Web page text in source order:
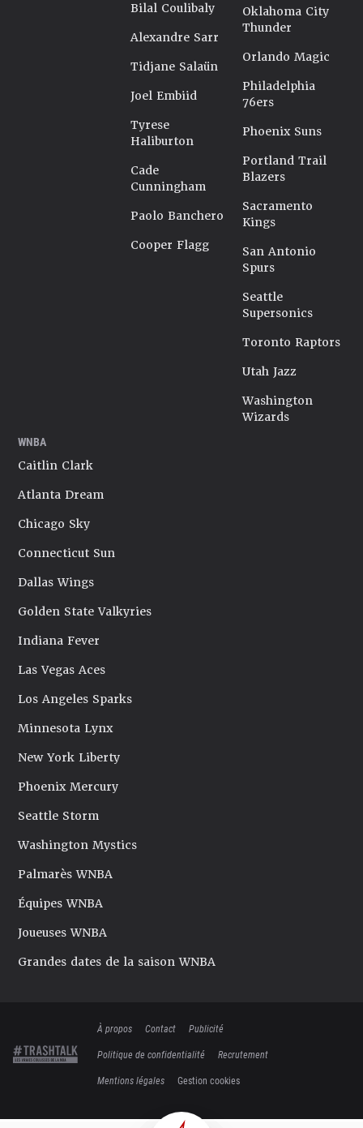
Bilal Coulibaly
Alexandre Sarr
Tidjane Salaün
Joel Embiid
Tyrese
Haliburton
Cade
Cunningham
Paolo Banchero
Cooper Flagg
Oklahoma City
Thunder
Orlando Magic
Philadelphia
76ers
Phoenix Suns
Portland Trail
Blazers
Sacramento
Kings
San Antonio
Spurs
Seattle
Supersonics
Toronto Raptors
Utah Jazz
Washington
Wizards
WNBA
Caitlin Clark
Atlanta Dream
Chicago Sky
Connecticut Sun
Dallas Wings
Golden State Valkyries
Indiana Fever
Las Vegas Aces
Los Angeles Sparks
Minnesota Lynx
New York Liberty
Phoenix Mercury
Seattle Storm
Washington Mystics
Palmarès WNBA
Équipes WNBA
Joueuses WNBA
Grandes dates de la saison WNBA
À propos Contact
Publicité
Politique de confidentialité
Recrutement
Mentions légales
Gestion cookies